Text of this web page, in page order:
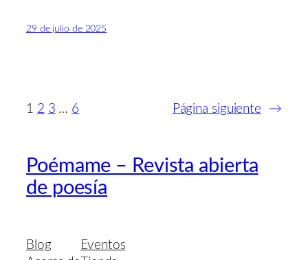
29 de julio de 2025
1 2 3 … 6 Página siguiente →
Poémame – Revista abierta
de poesía
Blog
Eventos